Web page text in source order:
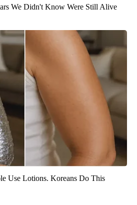
We Didn't Know Were Still Alive
Use Lotions. Koreans Do This